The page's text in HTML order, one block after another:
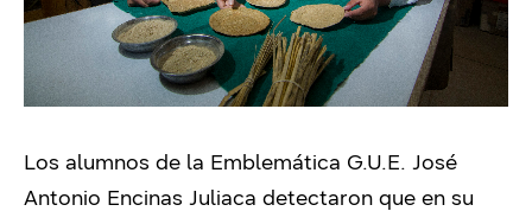
Los alumnos de la Emblemática G.U.E. José
Antonio Encinas Juliaca detectaron que en su